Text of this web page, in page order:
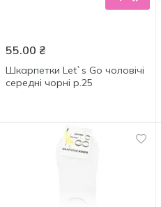
55.00 ₴
Шкарпетки Let`s Go чоловічі
середні чорні р.25